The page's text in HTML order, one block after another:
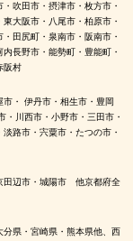
吹田市・摂津市・枚方市・
大阪市・八尾市・柏原市・
田尻町・泉南市・阪南市・
長野市・能勢町・豊能町・
阪村
・ 伊丹市・相生市・豊岡
川西市・小野市・三田市・
路市・宍粟市・たつの市・
田辺市・城陽市 他京都府全
県・宮崎県・熊本県他、西